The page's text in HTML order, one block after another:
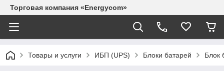
Торговая компания «Energycom»
Товары и услуги ИБП (UPS) Блоки батарей Блок